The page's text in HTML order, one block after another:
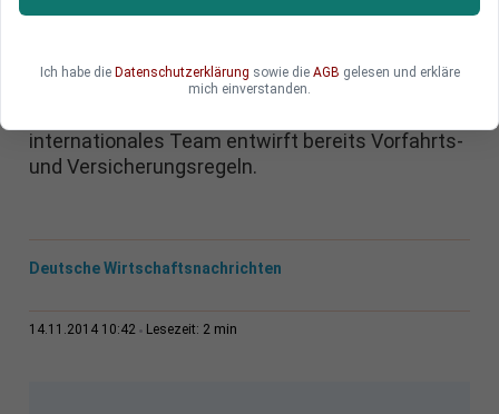
Ein EU-Projekt testet die Umsetzbarkeit von
Stadt-Verkehr ersetzen sollen. Mit Mini-
Helicoptern soll Verkehrsstau gemindert und
internationales Team entwirft bereits Vorfahrts-
und Versicherungsregeln.
Deutsche Wirtschaftsnachrichten
14.11.2014 10:42 Lesezeit: 2 min
Ich habe die Datenschutzerklärung sowie die AGB gelesen und erkläre
mich einverstanden.